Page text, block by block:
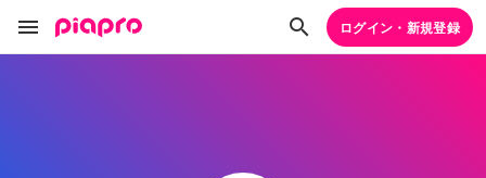
ログイン・新規登録